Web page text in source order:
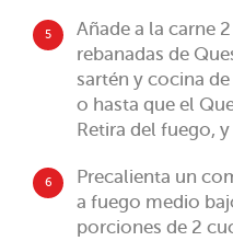
5
Añade a la carne
rebanadas de
sartén y cocina
o hasta que el
Retira del fuego,
6
Precalienta un
a fuego medio
porciones de 2